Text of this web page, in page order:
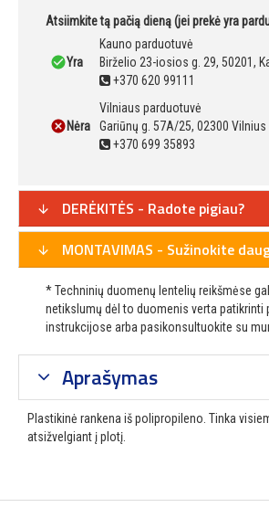
Atsiimkite tą pačią dieną (jei prekė yra
Yra
Kauno parduotuvė
Birželio 23-iosios g. 29, 50201,
+370 620 99111
Nėra
Vilniaus parduotuvė
Gariūnų g. 57A/25, 02300 Vilnius
+370 699 35893
DERĖKITĖS - Radote pigiau?
MONTAVIMAS - Sužinokite
* Techninių duomenų lentelių reikšmėse
netikslumų dėl to duomenis verta patikrinti
instrukcijose arba pasikonsultuokite su
Aprašymas
Plastikinė rankena iš polipropileno. Tinka
atsižvelgiant į plotį.